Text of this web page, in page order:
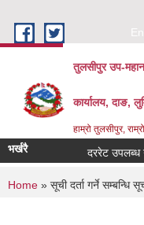
तुलसीपुर उप-
कार्यालय, दाङ,
हाम्रो तुलसीपुर,
भर्खरै दररेट उपलब्ध
You are here
Home » सूची दर्ता गर्ने सम्बन्धि